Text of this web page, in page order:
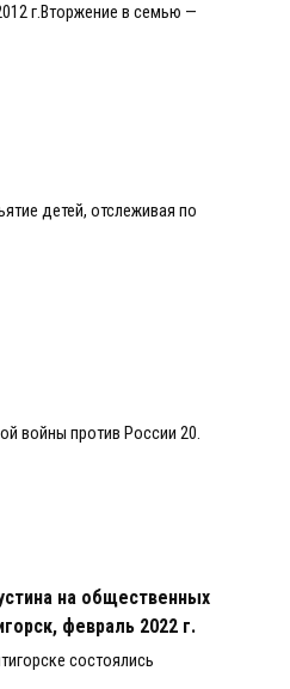
г.Вторжение в семью —
детей, отслеживая по
войны против России 20.
на общественных
февраль 2022 г.
состоялись